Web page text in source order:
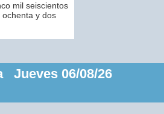
mil seiscientos
ochenta y dos
Jueves 06/08/26